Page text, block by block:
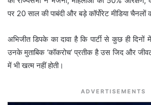
पर 20 साल की पाबंदी और बड़े कॉर्पोरेट मीडिया चैनलों
अभिजीत डिपके का दावा है कि पार्टी से कुछ ही
उनके मुताबिक ‘कॉकरोच’ प्रतीक है उस जिद और
में भी खत्म नहीं होती।
ADVERTISEMENTS